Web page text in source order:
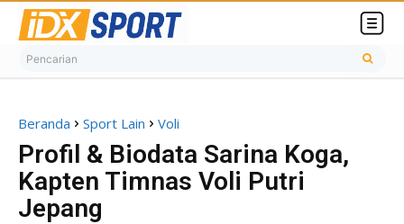
Pencarian
Beranda Sport Lain Voli
Profil & Biodata Sarina Koga,
Kapten Timnas Voli Putri
Jepang